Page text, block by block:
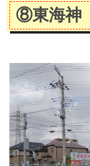
⑧東海神